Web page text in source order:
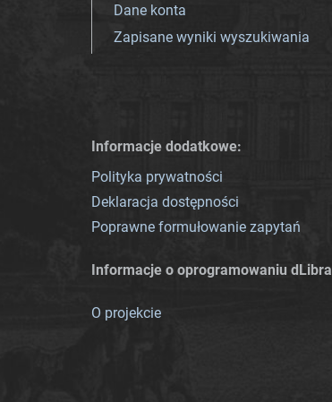
Dane konta
Zapisane wyniki wyszukiwania
Informacje dodatkowe:
Polityka prywatności
Deklaracja dostępności
Poprawne formułowanie zapytań
Informacje o oprogramowaniu dLibra
O projekcie